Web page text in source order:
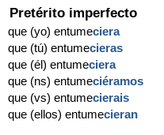
Pretérito imperfecto
que (yo) entumeciera
que (tú) entumecieras
que (él) entumeciera
que (ns) entumeciéramos
que (vs) entumecierais
que (ellos) entumecieran